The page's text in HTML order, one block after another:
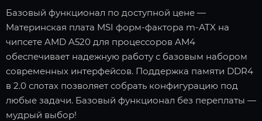
Базовый функционал по доступной цене —
Материнская плата MSI форм-фактора m-ATX на
чипсете AMD A520 для процессоров AM4
обеспечивает надежную работу с базовым набором
современных интерфейсов. Поддержка памяти DDR4
в 2.0 слотах позволяет собрать конфигурацию под
любые задачи. Базовый функционал без переплаты —
мудрый выбор!